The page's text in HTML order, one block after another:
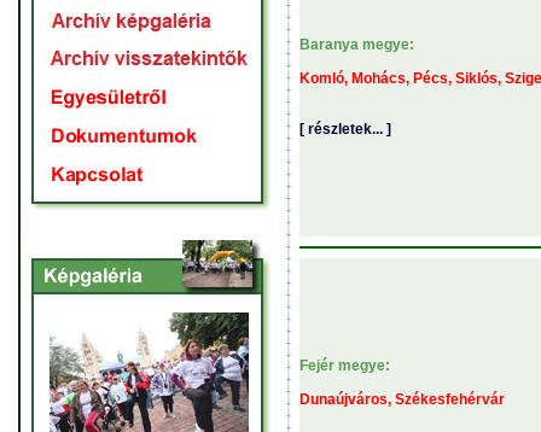
Baranya megye:
Komló, Mohács, Pécs, Siklós,
[ részletek... ]
Fejér megye:
Dunaújváros, Székesfehérvár